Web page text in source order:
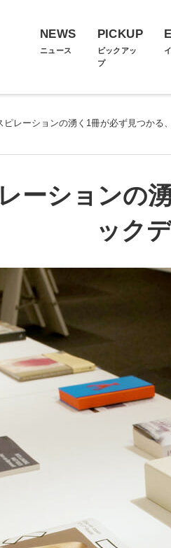
NEWS
ニュース
PICKUP
ピックアッ
プ
ピレーションの湧く1冊が必ず見つかる
ーションの
ック